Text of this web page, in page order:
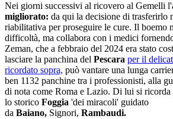
Nei giorni successivi al ricovero al Gemelli
migliorato: da qui la decisione di trasferirlo
riabilitativa per proseguire le cure. Il boemo
difficoltà, ma collabora con i medici
Zeman, che a febbraio del 2024 era stato
lasciare la panchina del Pescara per il
ricordato sopra, può vantare una lunga
ben 1132 panchine tra i professionisti, alla
di nota come Roma e Lazio. Di lui si ricorda
lo storico Foggia 'dei miracoli' guidato
da Baiano, Signori, Rambaudi.